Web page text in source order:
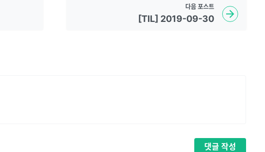
다음 포스트
[TIL] 2019-09-30
댓글 작성